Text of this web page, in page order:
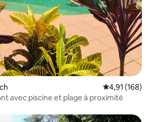
Évaluation
4,91 (168)
avec piscine et plage à proximité